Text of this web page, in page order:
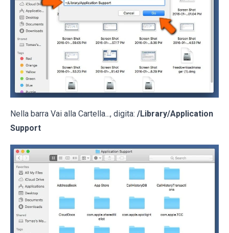
Nella barra Vai alla Cartella..., digita: /Library/Application
Support